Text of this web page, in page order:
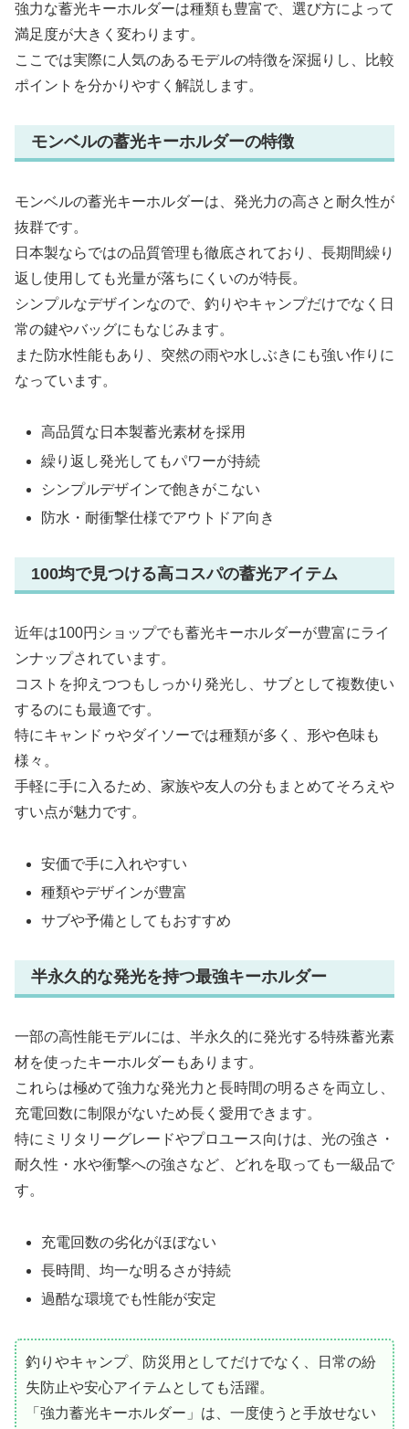
強力な蓄光キーホルダーは種類も豊富で、選び方によって
満足度が大きく変わります。
ここでは実際に人気のあるモデルの特徴を深掘りし、比較
ポイントを分かりやすく解説します。
モンベルの蓄光キーホルダーの特徴
モンベルの蓄光キーホルダーは、発光力の高さと耐久性が
抜群です。
日本製ならではの品質管理も徹底されており、長期間繰り
返し使用しても光量が落ちにくいのが特長。
シンプルなデザインなので、釣りやキャンプだけでなく日
常の鍵やバッグにもなじみます。
また防水性能もあり、突然の雨や水しぶきにも強い作りに
なっています。
高品質な日本製蓄光素材を採用
繰り返し発光してもパワーが持続
シンプルデザインで飽きがこない
防水・耐衝撃仕様でアウトドア向き
100均で見つける高コスパの蓄光アイテム
近年は100円ショップでも蓄光キーホルダーが豊富にライ
ンナップされています。
コストを抑えつつもしっかり発光し、サブとして複数使い
するのにも最適です。
特にキャンドゥやダイソーでは種類が多く、形や色味も
様々。
手軽に手に入るため、家族や友人の分もまとめてそろえや
すい点が魅力です。
安価で手に入れやすい
種類やデザインが豊富
サブや予備としてもおすすめ
半永久的な発光を持つ最強キーホルダー
一部の高性能モデルには、半永久的に発光する特殊蓄光素
材を使ったキーホルダーもあります。
これらは極めて強力な発光力と長時間の明るさを両立し、
充電回数に制限がないため長く愛用できます。
特にミリタリーグレードやプロユース向けは、光の強さ・
耐久性・水や衝撃への強さなど、どれを取っても一級品で
す。
充電回数の劣化がほぼない
長時間、均一な明るさが持続
過酷な環境でも性能が安定
釣りやキャンプ、防災用としてだけでなく、日常の紛
失防止や安心アイテムとしても活躍。
「強力蓄光キーホルダー」は、一度使うと手放せない